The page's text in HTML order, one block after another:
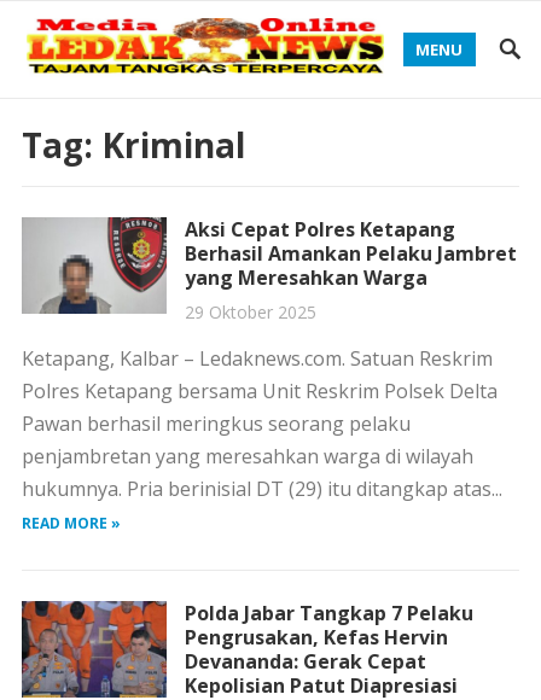
MENU
Tag: Kriminal
Aksi Cepat Polres Ketapang
Berhasil Amankan Pelaku Jambret
yang Meresahkan Warga
29 Oktober 2025
Ketapang, Kalbar – Ledaknews.com. Satuan Reskrim
Polres Ketapang bersama Unit Reskrim Polsek Delta
Pawan berhasil meringkus seorang pelaku
penjambretan yang meresahkan warga di wilayah
hukumnya. Pria berinisial DT (29) itu ditangkap atas...
READ MORE »
Polda Jabar Tangkap 7 Pelaku
Pengrusakan, Kefas Hervin
Devananda: Gerak Cepat
Kepolisian Patut Diapresiasi